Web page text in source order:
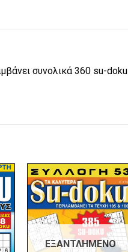
συνολικά 360 su-doku
Πρόσθήκη
στην λίστα
επιθυμιών
ΕΞΑΝΤΛΗΜΈΝΟ